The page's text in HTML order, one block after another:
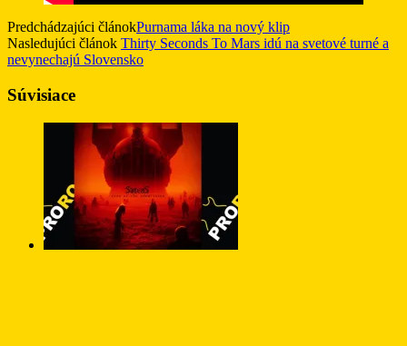
Predchádzajúci článokPurnama láka na nový klip
Nasledujúci článok Thirty Seconds To Mars idú na svetové turné a
nevynechajú Slovensko
Súvisiace